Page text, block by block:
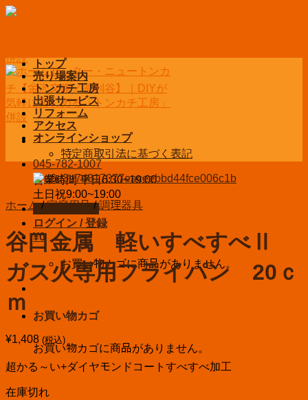
Skip
045-782-1007
営業時間 平日6:30~19:00
土日祝9:00~19:00
お問い合わせ
ログイン / 登録
¥0
お買い物カゴに商品がありません。
お買い物カゴ
お買い物カゴに商品がありません。
トップ
売り場案内
トンカチ工房
出張サービス
リフォーム
アクセス
オンラインショップ
特定商取引法に基づく表記
ホーム / 家庭用品 / 調理器具
谷口金属 軽いすべすべⅡ
ガス火専用フライパン 20ｃ
ｍ
¥1,408 (税込)
超かる～い+ダイヤモンドコートすべすべ加工
在庫切れ